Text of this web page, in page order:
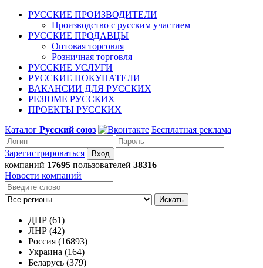
РУССКИЕ ПРОИЗВОДИТЕЛИ
Производство с русским участием
РУССКИЕ ПРОДАВЦЫ
Оптовая торговля
Розничная торговля
РУССКИЕ УСЛУГИ
РУССКИЕ ПОКУПАТЕЛИ
ВАКАНСИИ ДЛЯ РУССКИХ
РЕЗЮМЕ РУССКИХ
ПРОЕКТЫ РУССКИХ
Каталог Русский союз Бесплатная реклама
Зарегистрироваться
компаний 17695 пользователей 38316
Новости компаний
Искать
ДНР (61)
ЛНР (42)
Россия (16893)
Украина (164)
Беларусь (379)